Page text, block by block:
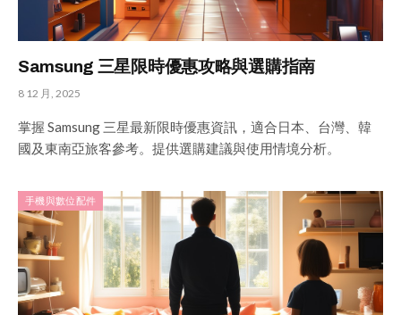
Samsung 三星限時優惠攻略與選購指南
8 12 月, 2025
掌握 Samsung 三星最新限時優惠資訊，適合日本、台灣、韓
國及東南亞旅客參考。提供選購建議與使用情境分析。
手機與數位配件